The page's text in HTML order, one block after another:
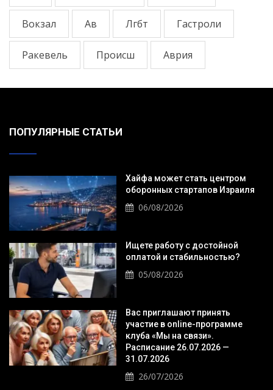
Вокзал Ав Лгбт Гастроли
Ракевель Происш Аврия
ПОПУЛЯРНЫЕ СТАТЬИ
Хайфа может стать центром
оборонных стартапов Израиля
06/08/2026
Ищете работу с достойной
оплатой и стабильностью?
05/08/2026
Вас приглашают принять
участие в online-программе
клуба «Мы на связи».
Расписание 26.07.2026 —
31.07.2026
26/07/2026